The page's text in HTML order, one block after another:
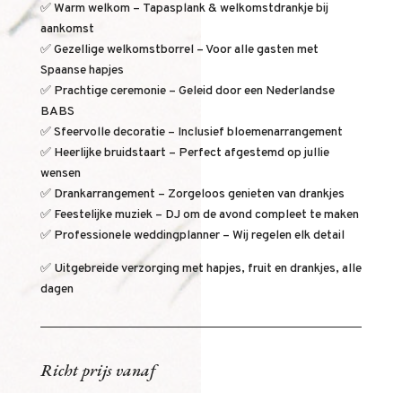
✅ Warm welkom – Tapasplank & welkomstdrankje bij
aankomst
✅ Gezellige welkomstborrel – Voor alle gasten met
Spaanse hapjes
✅ Prachtige ceremonie – Geleid door een Nederlandse
BABS
✅ Sfeervolle decoratie – Inclusief bloemenarrangement
✅ Heerlijke bruidstaart – Perfect afgestemd op jullie
wensen
✅ Drankarrangement – Zorgeloos genieten van drankjes
✅ Feestelijke muziek – DJ om de avond compleet te maken
✅ Professionele weddingplanner – Wij regelen elk detail
✅ Uitgebreide verzorging met hapjes, fruit en drankjes, alle
dagen
Richt prijs vanaf